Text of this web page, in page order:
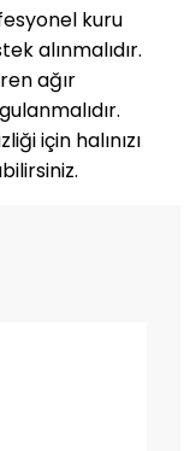
kuru
alınmalıdır.
ağır
için halınızı